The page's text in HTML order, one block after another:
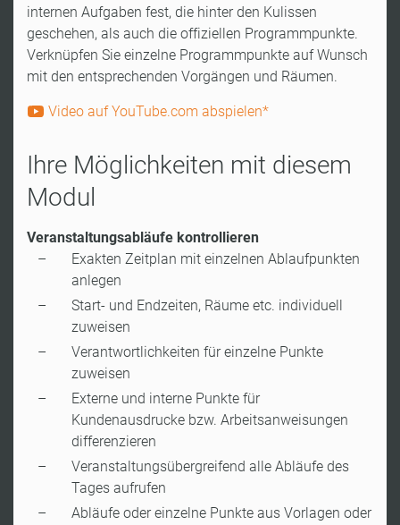
internen Aufgaben fest, die hinter den Kulissen
geschehen, als auch die offiziellen Programmpunkte.
Verknüpfen Sie einzelne Programmpunkte auf Wunsch
mit den entsprechenden Vorgängen und Räumen.
Video auf YouTube.com abspielen*
Ihre Möglichkeiten mit diesem
Modul
Veranstaltungsabläufe kontrollieren
Exakten Zeitplan mit einzelnen Ablaufpunkten
anlegen
Start- und Endzeiten, Räume etc. individuell
zuweisen
Verantwortlichkeiten für einzelne Punkte
zuweisen
Externe und interne Punkte für
Kundenausdrucke bzw. Arbeitsanweisungen
differenzieren
Veranstaltungsübergreifend alle Abläufe des
Tages aufrufen
Abläufe oder einzelne Punkte aus Vorlagen oder